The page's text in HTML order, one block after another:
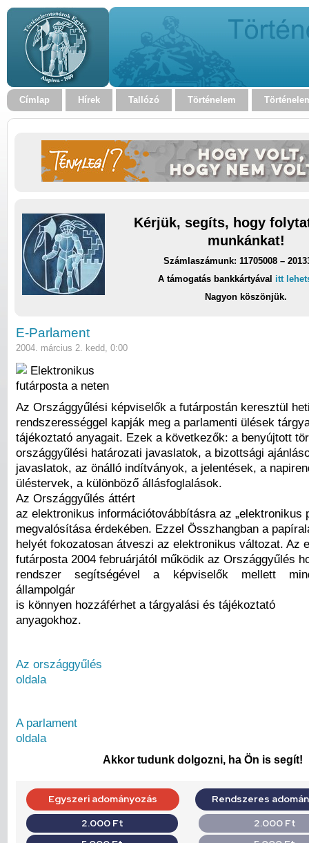
Címlap Hírek Tallózó Történelem
Kérjük, segíts, hogy
munkánkat!
Számlaszámunk: 11705008 –
A támogatás bankkártyával itt
Nagyon köszönjük.
E-Parlament
2004. március 2. kedd, 0:00
Elektronikus
futárposta a neten
Az Országgyűlési képviselők a futárpostán keresztül
rendszerességgel kapják meg a parlamenti ülések
tájékoztató anyagait. Ezek a következők: a benyújtott
országgyűlési határozati javaslatok, a bizottsági
javaslatok, az önálló indítványok, a jelentések, a
üléstervek, a különböző állásfoglalások.
Az Országgyűlés áttért
az elektronikus információtovábbításra az „elektronikus
megvalósítása érdekében. Ezzel Összhangban a
helyét fokozatosan átveszi az elektronikus változat. Az
futárposta 2004 februárjától működik az Országgyűlés
rendszer segítségével a képviselők mellett
állampolgár
is könnyen hozzáférhet a tárgyalási és tájékoztató
anyagokhoz.
Az országgyűlés
oldala
A parlament
oldala
Akkor tudunk dolgozni, ha Ön is segít!